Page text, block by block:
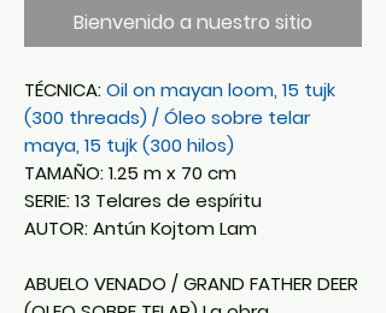
Bienvenido a nuestro sitio
TÉCNICA:Oil on mayan loom, 15 tujk
(300 threads) / Óleo sobre telar
maya, 15 tujk (300 hilos)
TAMAÑO: 1.25 m x 70 cm
SERIE: 13 Telares de espíritu
AUTOR: Antún Kojtom Lam
ABUELO VENADO / GRAND FATHER DEER